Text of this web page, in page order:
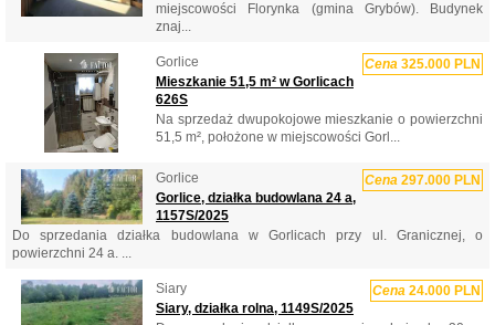
miejscowości Florynka (gmina Grybów). Budynek
znaj...
Gorlice Cena 325.000 PLN
Mieszkanie 51,5 m² w Gorlicach
626S
Na sprzedaż dwupokojowe mieszkanie o powierzchni
51,5 m², położone w miejscowości Gorl...
Gorlice Cena 297.000 PLN
Gorlice, działka budowlana 24 a,
1157S/2025
Do sprzedania działka budowlana w Gorlicach przy ul. Granicznej, o
powierzchni 24 a. ...
Siary Cena 24.000 PLN
Siary, działka rolna, 1149S/2025